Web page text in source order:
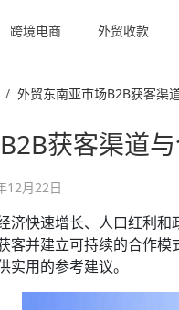
跨境电商 外贸收款
外贸东南亚市场B2B获客渠
获客渠道
12月22日
济快速增长、人口红利
客并建立可持续的合作
用的参考建议。